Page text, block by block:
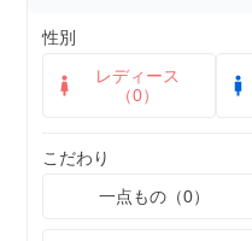
性別
レディース
（0）
こだわり
一点もの（0）